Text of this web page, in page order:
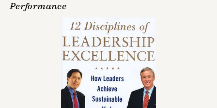
Performance